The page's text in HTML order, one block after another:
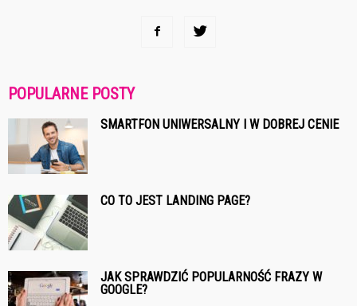
POPULARNE POSTY
SMARTFON UNIWERSALNY I W DOBREJ CENIE
CO TO JEST LANDING PAGE?
JAK SPRAWDZIĆ POPULARNOŚĆ FRAZY W
GOOGLE?